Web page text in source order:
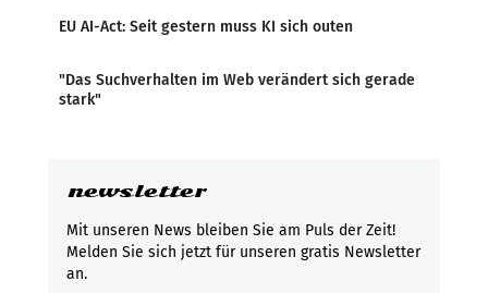
EU AI-Act: Seit gestern muss KI sich outen
"Das Suchverhalten im Web verändert sich gerade
stark"
newsletter
Mit unseren News bleiben Sie am Puls der Zeit!
Melden Sie sich jetzt für unseren gratis Newsletter
an.